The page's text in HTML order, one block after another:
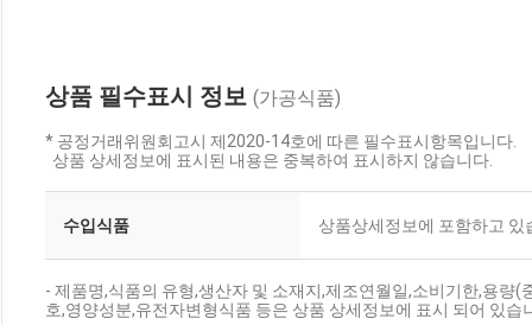
상품 필수표시 정보 (가공식품)
* 공정거래위원회고시 제2020-14호에 따른 필수표시항목입니다.
상품 상세정보에 표시된 내용은 중복하여 표시하지 않습니다.
수입식품 상품상세정보에 포함하고 있
- 제품명,식품의 유형,생산자 및 소재지,제조연월일,소비기한,용량
호,영양성분,유전자변형식품 등은 상품 상세정보에 표시 되어 있습